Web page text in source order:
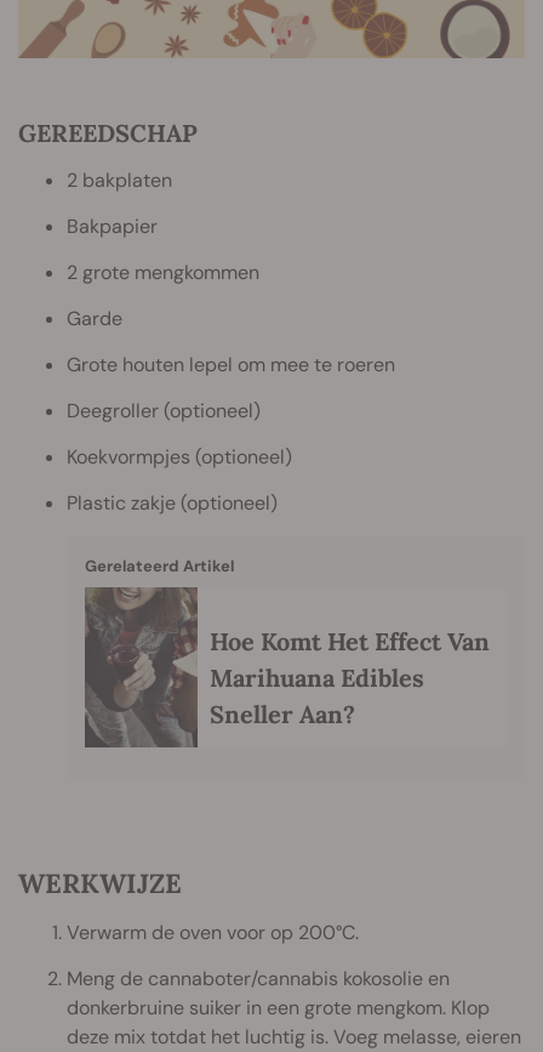
GEREEDSCHAP
2 bakplaten
Bakpapier
2 grote mengkommen
Garde
Grote houten lepel om mee te roeren
Deegroller (optioneel)
Koekvormpjes (optioneel)
Plastic zakje (optioneel)
Gerelateerd Artikel
Hoe Komt Het Effect Van
Marihuana Edibles
Sneller Aan?
WERKWIJZE
Verwarm de oven voor op 200°C.
Meng de cannaboter/cannabis kokosolie en
donkerbruine suiker in een grote mengkom. Klop
deze mix totdat het luchtig is. Voeg melasse, eieren